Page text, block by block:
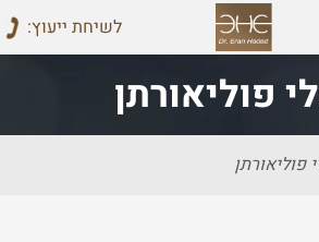
:לשיחת ייעוץ
פוליאורתן
פוליאורתן